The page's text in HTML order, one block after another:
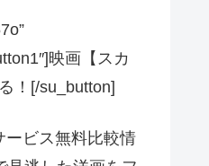
映画【スカ
！[/su_button]
ービス無料比較情